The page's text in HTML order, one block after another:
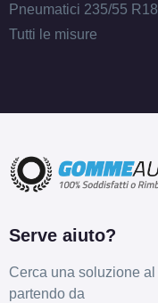
Pneumatici 235/55 R18
Tutti le misure
Serve aiuto?
Cerca una soluzione
partendo da